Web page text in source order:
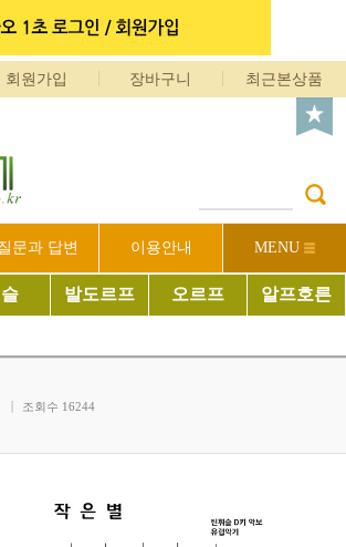
회원가입 장바구니 최근본상품
문과 답변 이용안내 MENU
발도르프 오르프 알프호른
조회수 16244